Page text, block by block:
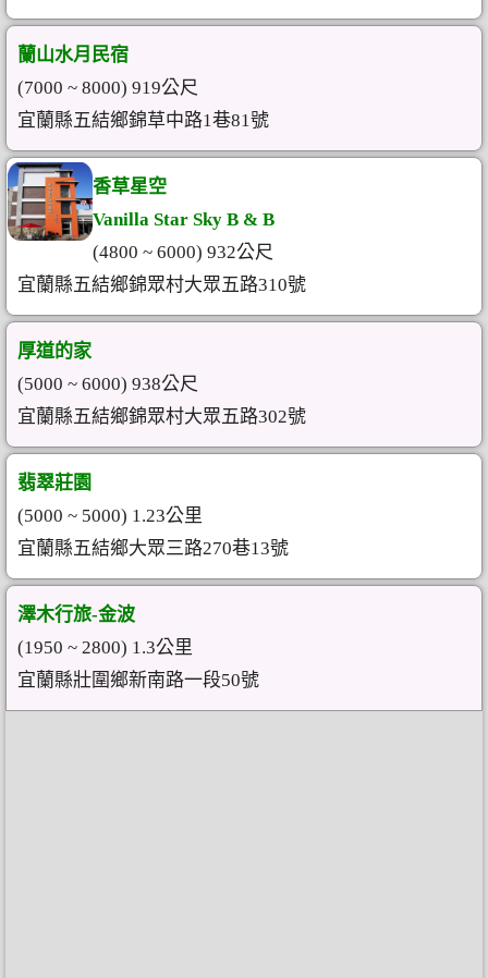
蘭山水月民宿
(7000 ~ 8000) 919公尺
宜蘭縣五結鄉錦草中路1巷81號
香草星空
Vanilla Star Sky B & B
(4800 ~ 6000) 932公尺
宜蘭縣五結鄉錦眾村大眾五路310號
厚道的家
(5000 ~ 6000) 938公尺
宜蘭縣五結鄉錦眾村大眾五路302號
翡翠莊園
(5000 ~ 5000) 1.23公里
宜蘭縣五結鄉大眾三路270巷13號
澤木行旅-金波
(1950 ~ 2800) 1.3公里
宜蘭縣壯圍鄉新南路一段50號